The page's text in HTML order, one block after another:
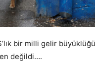
bir milli gelir
değildi….